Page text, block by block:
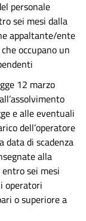
personale
sei mesi dalla
appaltante/ente
occupano un
12 marzo
e alle eventuali
dell’operatore
data di scadenza
alla
sei mesi
operatori
o superiore a